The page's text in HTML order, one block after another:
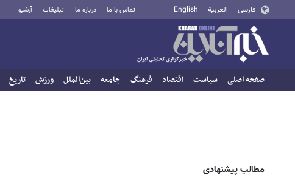
فارسی العربية English تماس با ما درباره ما تبلیغات آرشیو
صفحه اصلی سیاست اقتصاد فرهنگ جامعه بین‌الملل ورزش تاریخ
مطالب پیشنهادی